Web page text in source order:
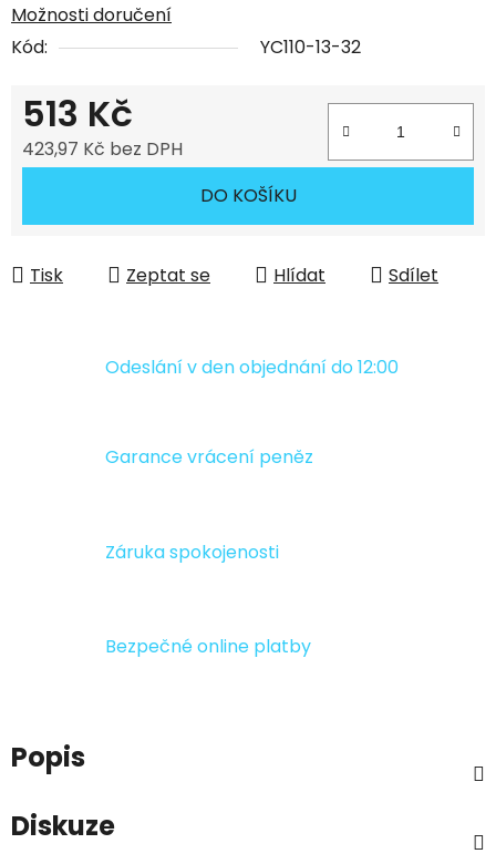
Možnosti doručení
Kód:
YC110-13-32
513 Kč
423,97 Kč bez DPH
DO KOŠÍKU
Tisk Zeptat se Hlídat Sdílet
Odeslání v den objednání do 12:00
Garance vrácení peněz
Záruka spokojenosti
Bezpečné online platby
Popis
Diskuze